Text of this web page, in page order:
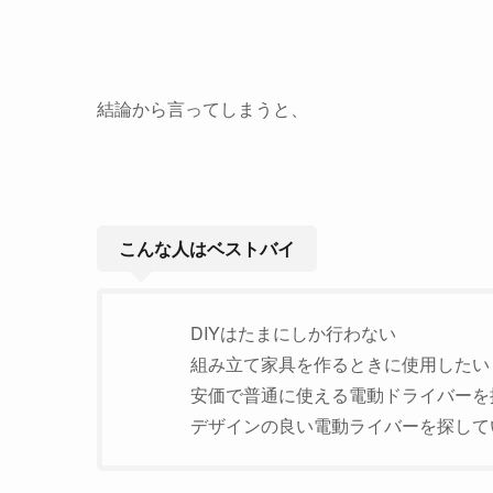
結論から言ってしまうと、
こんな人はベストバイ
DIYはたまにしか行わない
組み立て家具を作るときに使用したい
安価で普通に使える電動ドライバー
デザインの良い電動ライバーを探して